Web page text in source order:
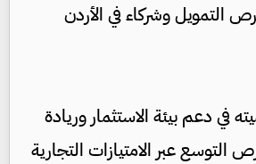
التمويل وشركاء في الأردن
في دعم بيئة الاستثمار وريادة
التوسع عبر الامتيازات التجارية